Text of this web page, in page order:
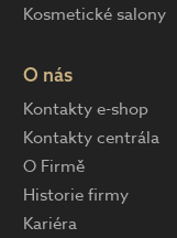
Kosmetické salony
O nás
Kontakty e-shop
Kontakty centrála
O Firmě
Historie firmy
Kariéra